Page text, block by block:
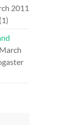
2011
(1)